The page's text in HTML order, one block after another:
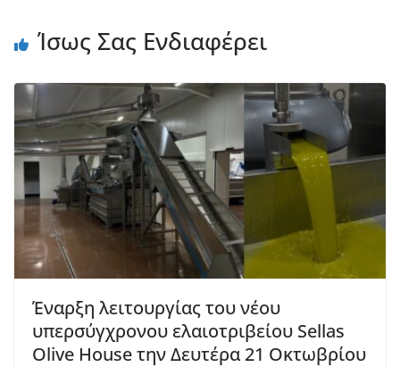
Ίσως Σας Ενδιαφέρει
Έναρξη λειτουργίας του νέου
υπερσύγχρονου ελαιοτριβείου Sellas
Olive House την Δευτέρα 21 Οκτωβρίου